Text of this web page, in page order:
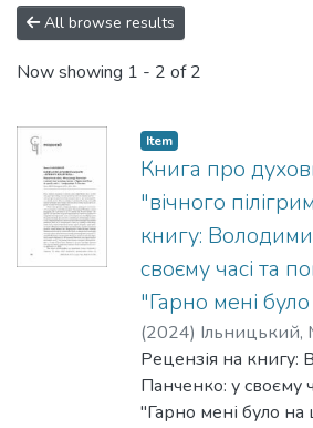
All browse results
Now showing 1 - 2 of 2
Item
Книга про
"вічного
книгу:
своєму часі та
"Гарно мені було
(2024) Ільницький,
Рецензія на книгу:
Панченко: у своєму
"Гарно мені було на